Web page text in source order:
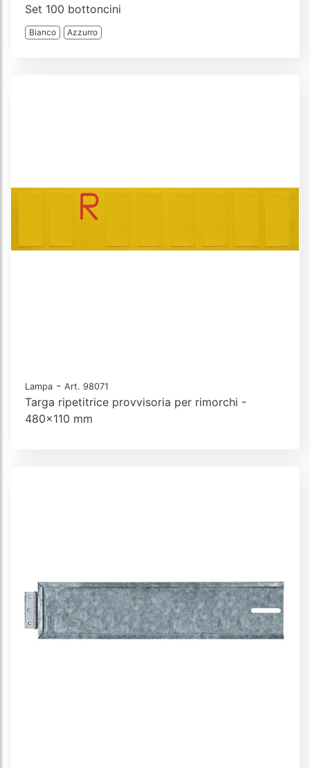
Set 100 bottoncini
Bianco Azzurro
Lampa - Art. 98071
Targa ripetitrice provvisoria per rimorchi -
480x110 mm